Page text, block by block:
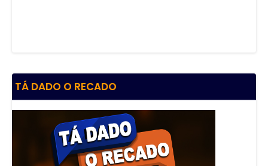
TÁ DADO O RECADO